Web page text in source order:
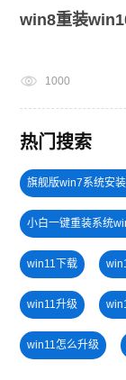
win8重装
1000
热门搜索
旗舰版win7系统安
小白一键重装系统
win11下载
win11升级
win11怎么升级